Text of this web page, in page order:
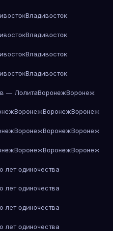
Владивосток
Владивосток
Владивосток
Владивосток
— ЛолитаВоронежВоронеж
ВоронежВоронежВоронеж
ВоронежВоронежВоронеж
ВоронежВоронежВоронеж
лет одиночества
лет одиночества
лет одиночества
лет одиночества